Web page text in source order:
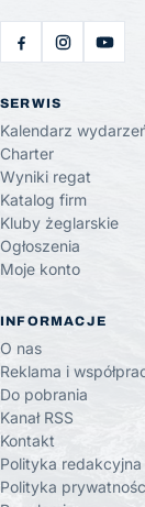
SERWIS
Kalendarz
Charter
Wyniki regat
Katalog firm
Kluby żeglarskie
Ogłoszenia
Moje konto
INFORMACJE
O nas
Reklama i
Do pobrania
Kanał RSS
Kontakt
Polityka redakcyjna
Polityka